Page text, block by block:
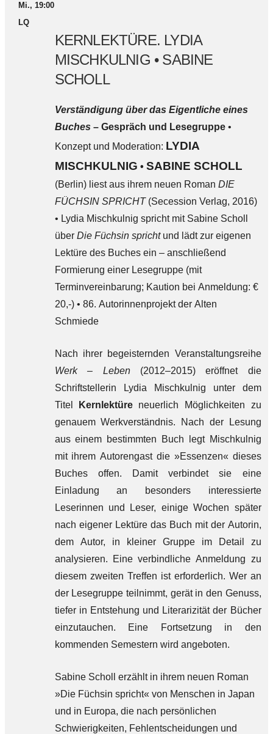
Mi., 19:00
LQ
KERNLEKTÜRE. LYDIA
MISCHKULNIG • SABINE
SCHOLL
Verständigung über das Eigentliche eines
Buches – Gespräch und Lesegruppe•
Konzept und Moderation: LYDIA
MISCHKULNIG • SABINE SCHOLL
(Berlin) liest aus ihrem neuen Roman DIE
FÜCHSIN SPRICHT(Secession Verlag, 2016)
• Lydia Mischkulnig spricht mit Sabine Scholl
über Die Füchsin sprichtund lädt zur eigenen
Lektüre des Buches ein – anschließend
Formierung einer Lesegruppe (mit
Terminvereinbarung; Kaution bei Anmeldung: €
20,-) • 86. Autorinnenprojekt der Alten
Schmiede
Nach ihrer begeisternden Veranstaltungsreihe
Werk – Leben(2012–2015) eröffnet die
Schriftstellerin Lydia Mischkulnig unter dem
Titel
Kernlektüreneuerlich Möglichkeiten zu
genauem Werkverständnis. Nach der Lesung
aus einem bestimmten Buch legt Mischkulnig
mit ihrem Autorengast die »Essenzen« dieses
Buches offen. Damit verbindet sie eine
Einladung an besonders interessierte
Leserinnen und Leser, einige Wochen später
nach eigener Lektüre das Buch mit der Autorin,
dem Autor, in kleiner Gruppe im Detail zu
analysieren. Eine verbindliche Anmeldung zu
diesem zweiten Treffen ist erforderlich. Wer an
der Lesegruppe teilnimmt, gerät in den Genuss,
tiefer in Entstehung und Literarizität der Bücher
einzutauchen. Eine Fortsetzung in den
kommenden Semestern wird angeboten.
Sabine Scholl erzählt in ihrem neuen Roman
»Die Füchsin spricht« von Menschen in Japan
und in Europa, die nach persönlichen
Schwierigkeiten, Fehlentscheidungen und